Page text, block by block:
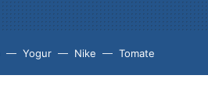
Yogur Nike Tomate